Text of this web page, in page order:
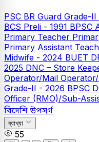
PSC BR Guard Grade-II
BCS Preli - 1991 BPSC
Primary Teacher
Primary Assistant
Midwife - 2024 BUET
2025 DNC – Store
Operator/Mail
Grade-II - 2026 BPSC
Officer (RMO)/Sub-
বিদেশি উপসর্গ
ব্যাখ্যা
55